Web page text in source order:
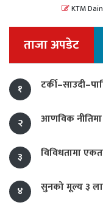
KTM
ताजा अपडेट
१
२ आणविक नीतिमा
३ विविधतामा
४ सुनको मूल्य ३